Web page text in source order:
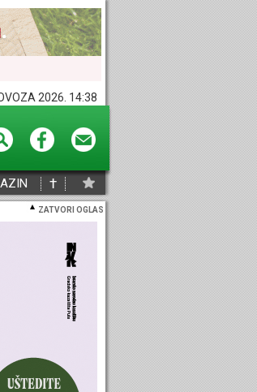
2026. 14:38
†
ZATVORI OGLAS